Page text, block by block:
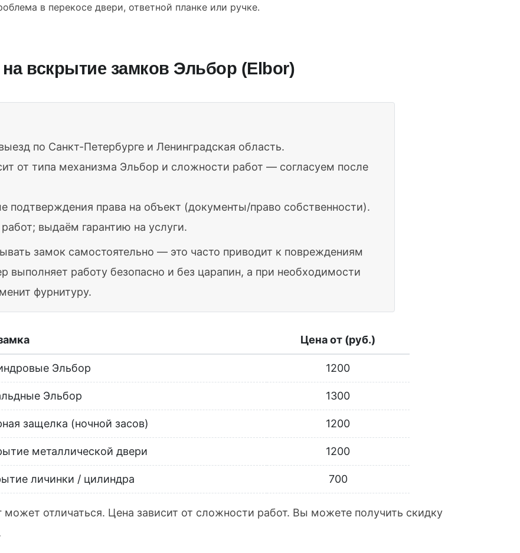
в перекосе двери, ответной планке или ручке.
вскрытие замков Эльбор (Elbor)
по Санкт-Петербурге и Ленинградская область.
от типа механизма Эльбор и сложности работ — согласуем после
подтверждения права на объект (документы/право собственности).
выдаём гарантию на услуги.
замок самостоятельно — это часто приводит к повреждениям
выполняет работу безопасно и без царапин, а при необходимости
фурнитуру.
Цена от (руб.)
Эльбор 1200
Эльбор 1300
защелка (ночной засов) 1200
металлической двери 1200
личинки / цилиндра 700
может отличаться. Цена зависит от сложности работ. Вы можете получить скидку